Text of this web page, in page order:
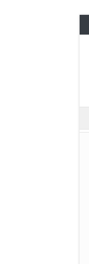
лишает политических